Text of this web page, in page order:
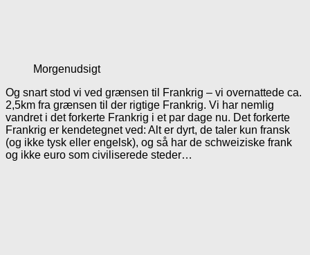
Morgenudsigt
Og snart stod vi ved grænsen til Frankrig – vi overnattede ca.
2,5km fra grænsen til der rigtige Frankrig. Vi har nemlig
vandret i det forkerte Frankrig i et par dage nu. Det forkerte
Frankrig er kendetegnet ved: Alt er dyrt, de taler kun fransk
(og ikke tysk eller engelsk), og så har de schweiziske frank
og ikke euro som civiliserede steder…